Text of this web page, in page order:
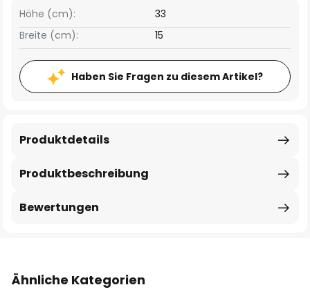
Breite (cm): 15
Höhe (cm): 33
Haben Sie Fragen zu diesem Artikel?
Produktbeschreibung
Produktdetails
Bewertungen
Ähnliche Kategorien